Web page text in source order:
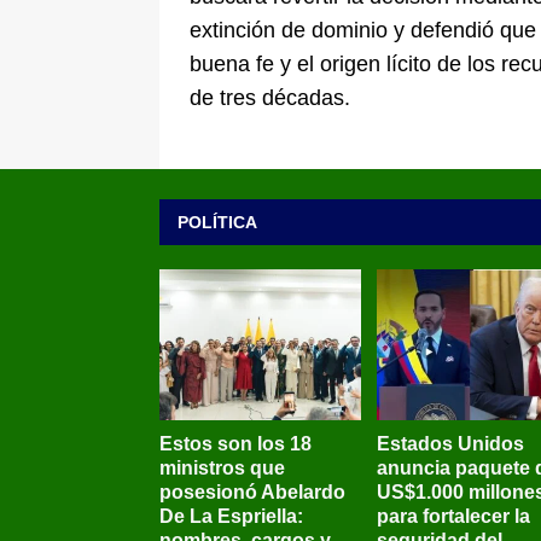
extinción de dominio y defendió
buena fe y el origen lícito de los
de tres décadas.
POLÍTICA
Estos son los 18
ministros que
posesionó Abelardo
De La Espriella:
Estados Unidos
anuncia paquete
US$1.000
para fortalecer la